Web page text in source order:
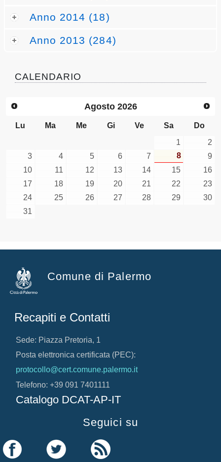
Anno 2014 (18)
Anno 2013 (284)
CALENDARIO
Agosto 2026
Lu Ma Me Gi Ve Sa Do
1
2
3
4 5 6 7 8
9
10
11 12 13 14 15
16
17
18 19 20 21 22
23
24
25 26 27 28 29
30
31
Comune di Palermo
Recapiti e Contatti
Sede: Piazza Pretoria, 1
Posta elettronica certificata (PEC):
protocollo@cert.comune.palermo.it
Telefono: +39 091 7401111
Catalogo DCAT-AP-IT
Seguici su